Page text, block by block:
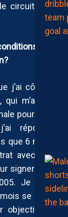
circuit pro,
tu
j’ai côtoyé
m’a fait
pour que
répondu
que 6 mois
avec les
signer 3 et
Je suis
se sont
objectif de